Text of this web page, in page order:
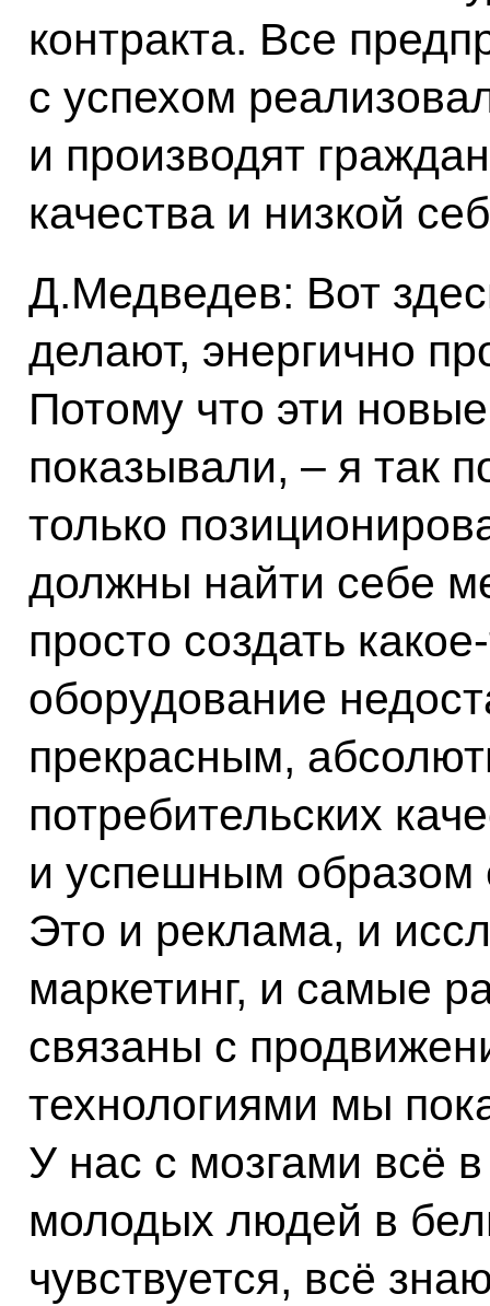
контракта. Все
с успехом
и производят
качества и низкой
Д.Медведев: Вот
делают, энергично
Потому что эти
показывали, – я так
только
должны найти себе
просто создать
оборудование
прекрасным,
потребительских
и успешным образом
Это и реклама, и
маркетинг, и самые
связаны с
технологиями мы
У нас с мозгами всё
молодых людей в
чувствуется, всё